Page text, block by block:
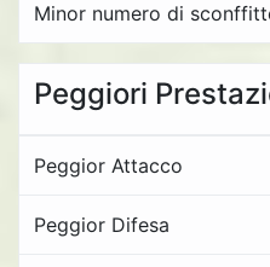
Minor numero di
Peggiori
Peggior Attacco
Peggior Difesa